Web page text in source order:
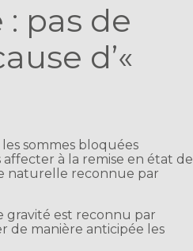
pas de
d’«
sommes bloquées
à la remise en état de
naturelle reconnue par
gravité est reconnu par
de manière anticipée les